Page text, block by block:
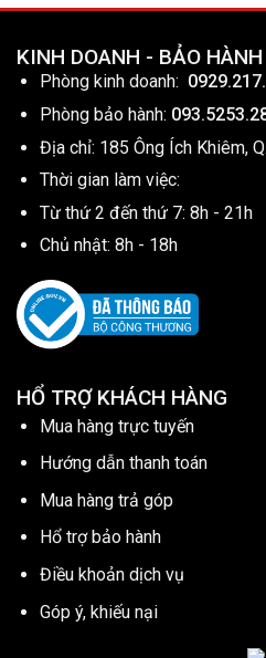
KINH DOANH - BẢO HÀNH
Phòng kinh doanh:
Phòng bảo hành:
Địa chỉ: 185 Ông Ích Khiêm,
Thời gian làm việc:
Từ thứ 2 đến thứ 7: 8h - 21h
Chủ nhật: 8h - 18h
HỔ TRỢ KHÁCH HÀNG
Mua hàng trực tuyến
Hướng dẫn thanh toán
Mua hàng trả góp
Hổ trợ bảo hành
Điều khoản dịch vụ
Góp ý, khiếu nại